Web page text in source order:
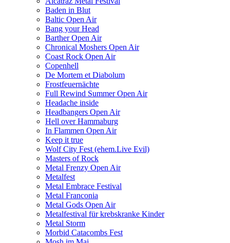
Baden in Blut
Baltic Open Air
Bang your Head
Barther Open Air
Chronical Moshers Open Air
Coast Rock Open Air
Copenhell
De Mortem et Diabolum
Frostfeuernächte
Full Rewind Summer Open Air
Headache inside
Headbangers Open Air
Hell over Hammaburg
In Flammen Open Air
Keep it true
Wolf City Fest (ehem.Live Evil)
Masters of Rock
Metal Frenzy Open Air
Metalfest
Metal Embrace Festival
Metal Franconia
Metal Gods Open Air
Metalfestival für krebskranke Kinder
Metal Storm
Morbid Catacombs Fest